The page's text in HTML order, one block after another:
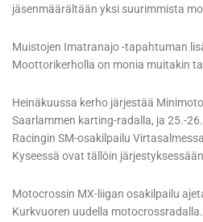
jäsenmäärältään yksi suurimmista
Muistojen Imatranajo -tapahtuman
Moottorikerholla on monia muitakin
Heinäkuussa kerho järjestää
Saarlammen karting-radalla, ja 25.-
Racingin SM-osakilpailu
Kyseessä ovat tällöin
Motocrossin MX-liigan osakilpailu
Kurkvuoren uudella